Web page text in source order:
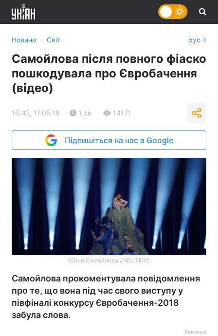
Новини › Світ рус
Самойлова після повного фіаско
пошкодувала про Євробачення
(відео)
16:42, 17.05.18 1 хв. 14171
Підпишіться на нас в Google
Юлия Самойлова / REUTERS
Самойлова прокоментувала повідомлення
про те, що вона під час свого виступу у
півфіналі конкурсу Євробачення-2018
забула слова.
Реклама